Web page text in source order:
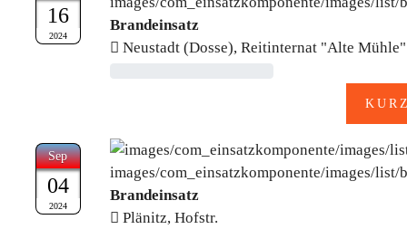
16
2024
Brandeinsatz
Neustadt (Dosse), Reitinternat "Alte Mühle"
Sep
04
2024
Brandeinsatz
Plänitz, Hofstr.